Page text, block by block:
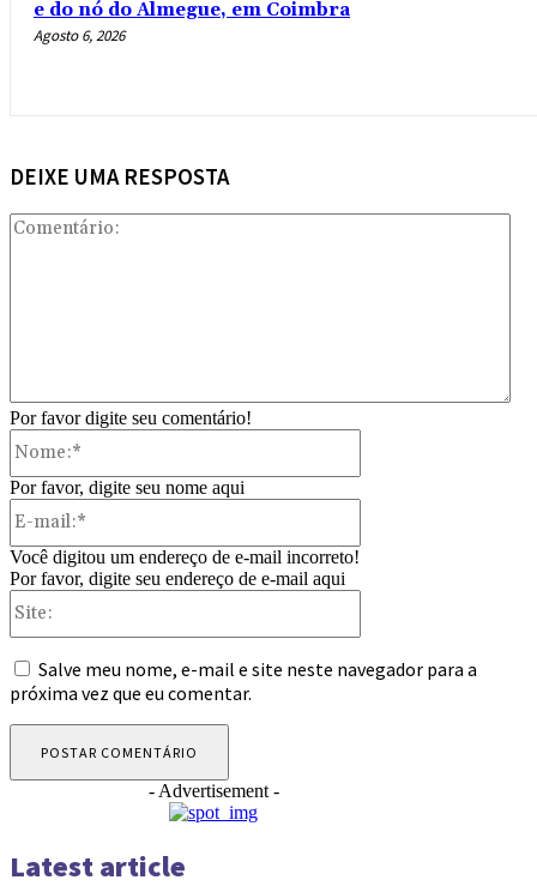
e do nó do Almegue, em Coimbra
Agosto 6, 2026
DEIXE UMA RESPOSTA
Por favor digite seu comentário!
Por favor, digite seu nome aqui
Você digitou um endereço de e-mail incorreto!
Por favor, digite seu endereço de e-mail aqui
Salve meu nome, e-mail e site neste navegador para a
próxima vez que eu comentar.
- Advertisement -
Latest article